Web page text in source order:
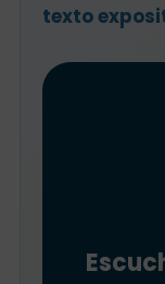
texto